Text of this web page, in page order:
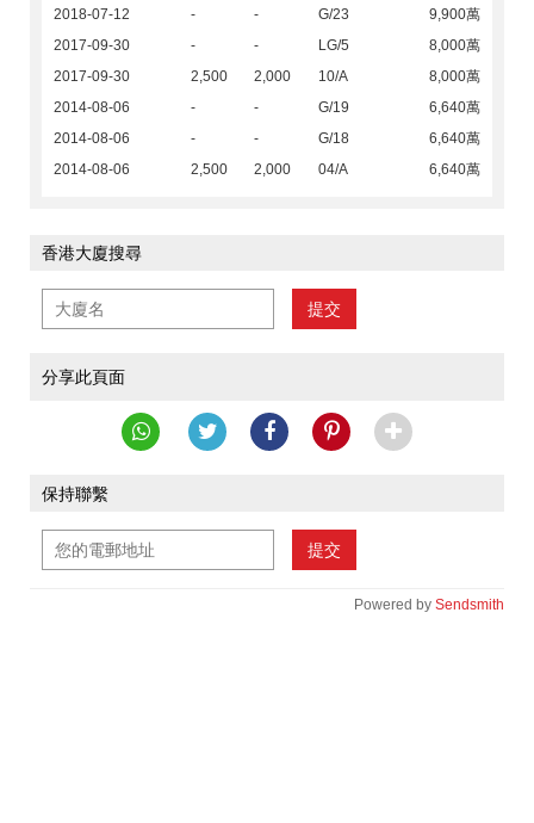
2018-07-12
- - G/23
9,900萬
2017-09-30
- - LG/5
8,000萬
2017-09-30
2,500 2,000 10/A
8,000萬
2014-08-06
- - G/19
6,640萬
2014-08-06
- - G/18
6,640萬
2014-08-06
2,500 2,000 04/A 6,640萬
香港大廈搜尋
提交
分享此頁面
保持聯繫
提交
Powered by Sendsmith